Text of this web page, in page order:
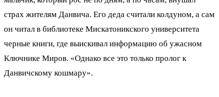
страх жителям Данвича. Его деда считали колдуном, а сам
он читал в библиотеке Мискатоникского университета
черные книги, где выискивал информацию об ужасном
Ключнике Миров. «Однако все это только пролог к
Данвичскому кошмару».